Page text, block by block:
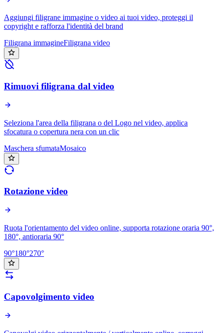
Aggiungi filigrane immagine o video ai tuoi video, proteggi il
copyright e rafforza l'identità del brand
Filigrana immagineFiligrana video
Rimuovi filigrana dal video
Seleziona l'area della filigrana o del Logo nel video, applica
sfocatura o copertura nera con un clic
Maschera sfumataMosaico
Rotazione video
Ruota l'orientamento del video online, supporta rotazione oraria 90°,
180°, antioraria 90°
90°180°270°
Capovolgimento video